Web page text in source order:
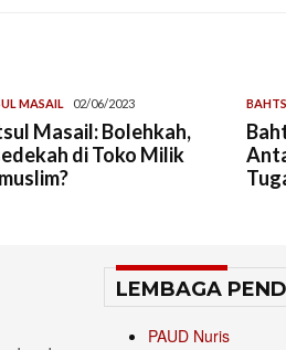
MASAIL 02/06/2023
Masail: Bolehkah,
di Toko Milik
LEMBAGA
PAUD Nuris